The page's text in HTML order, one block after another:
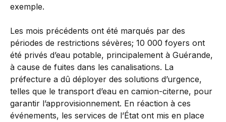
exemple.
Les mois précédents ont été marqués par des
périodes de restrictions sévères; 10 000 foyers ont
été privés d’eau potable, principalement à Guérande,
à cause de fuites dans les canalisations. La
préfecture a dû déployer des solutions d’urgence,
telles que le transport d’eau en camion-citerne, pour
garantir l’approvisionnement. En réaction à ces
événements, les services de l’État ont mis en place